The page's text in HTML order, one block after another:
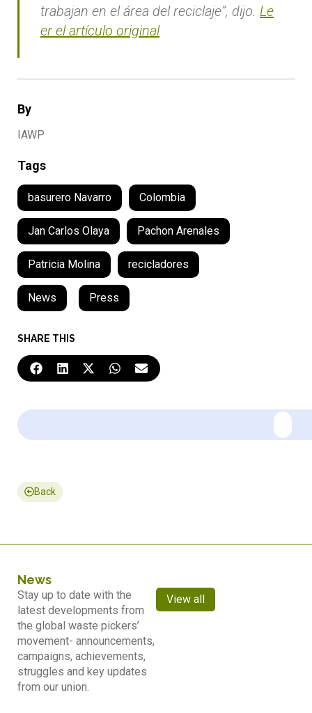
By
IAWP
Tags
basurero Navarro Colombia
Jan Carlos Olaya Pachon Arenales
Patricia Molina recicladores
News , Press
SHARE THIS
trabajan en el área del reciclaje”, dijo. Le
er el artículo original
Back
News
Stay up to date with the
latest developments from
the global waste pickers’
movement- announcements,
campaigns, achievements,
struggles and key updates
from our union.
View all